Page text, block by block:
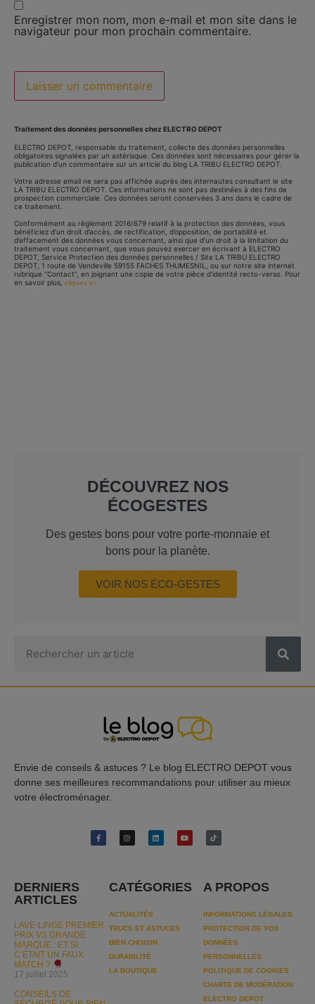
Enregistrer mon nom, mon e-mail et mon site dans le
navigateur pour mon prochain commentaire.
Traitement des données personnelles chez ELECTRO DEPOT
ELECTRO DEPOT, responsable du traitement, collecte des données personnelles
obligatoires signalées par un astérisque. Ces données sont nécessaires pour gérer la
publication d’un commentaire sur un article du blog LA TRIBU ELECTRO DEPOT.
Votre adresse email ne sera pas affichée auprès des internautes consultant le site
LA TRIBU ELECTRO DEPOT. Ces informations ne sont pas destinées à des fins de
prospection commerciale. Ces données seront conservées 3 ans dans le cadre de
ce traitement.
Conformément au règlement 2016/679 relatif à la protection des données, vous
bénéficiez d’un droit d’accès, de rectification, d’opposition, de portabilité et
d’effacement des données vous concernant, ainsi que d’un droit à la limitation du
traitement vous concernant, que vous pouvez exercer en écrivant à ELECTRO
DEPOT, Service Protection des données personnelles / Site LA TRIBU ELECTRO
DEPOT, 1 route de Vendeville 59155 FACHES THUMESNIL, ou sur notre site internet
rubrique “Contact”, en joignant une copie de votre pièce d’identité recto-verso. Pour
en savoir plus, cliquez ici
DÉCOUVREZ NOS
ÉCOGESTES
Des gestes bons pour votre porte-monnaie et
bons pour la planète.
VOIR NOS ÉCO-GESTES
Envie de conseils & astuces ? Le blog ELECTRO DEPOT vous
donne ses meilleures recommandations pour utiliser au mieux
votre électroménager.
DERNIERS
ARTICLES
LAVE-LINGE PREMIER
PRIX VS GRANDE
MARQUE : ET SI
C’ÉTAIT UN FAUX
MATCH ?
17 juillet 2025
CONSEILS DE
CATÉGORIES
ACTUALITÉS
TRUCS ET ASTUCES
BIEN CHOISIR
DURABILITÉ
LA BOUTIQUE
A PROPOS
INFORMATIONS LÉGALES
PROTECTION DE VOS
DONNÉES
PERSONNELLES
POLITIQUE DE COOKIES
CHARTE DE MODÉRATION
ELECTRO DEPOT